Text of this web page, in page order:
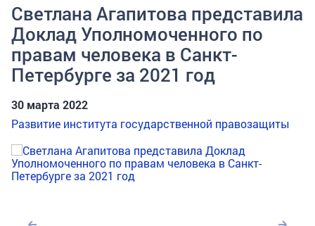
Светлана Агапитова представила
Доклад Уполномоченного по
правам человека в Санкт-
Петербурге за 2021 год
30 марта 2022
Развитие института государственной правозащиты